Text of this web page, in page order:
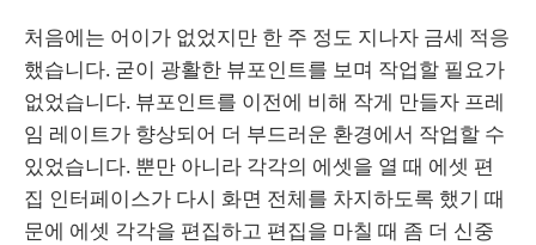
처음에는 어이가 없었지만 한 주 정도 지나자 금세 적응
했습니다. 굳이 광활한 뷰포인트를 보며 작업할 필요가
없었습니다. 뷰포인트를 이전에 비해 작게 만들자 프레
임 레이트가 향상되어 더 부드러운 환경에서 작업할 수
있었습니다. 뿐만 아니라 각각의 에셋을 열 때 에셋 편
집 인터페이스가 다시 화면 전체를 차지하도록 했기 때
문에 에셋 각각을 편집하고 편집을 마칠 때 좀 더 신중